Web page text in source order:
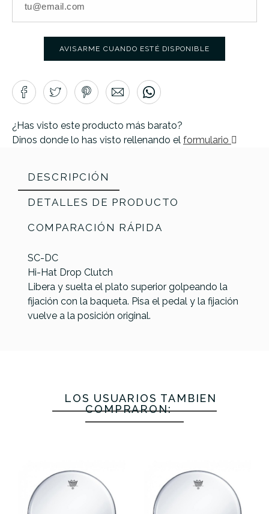
AVISARME CUANDO ESTÉ DISPONIBLE
¿Has visto este producto más barato?
Dinos donde lo has visto rellenando el formulario
DESCRIPCIÓN
DETALLES DE PRODUCTO
COMPARACIÓN RÁPIDA
SC-DC
Hi-Hat Drop Clutch
Libera y suelta el plato superior golpeando la
fijación con la baqueta. Pisa el pedal y la fijación
vuelve a la posición original.
Quick-Set
Hi-Hat
QRHHC
Fijacion Hi
Lever
Drop Hi-
Hat
Fijacion Hi
Hat
No hay características para comparar
LOS USUARIOS TAMBIÉN
COMPRARON: